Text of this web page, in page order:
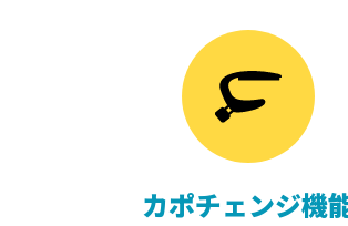
カポチェンジ機